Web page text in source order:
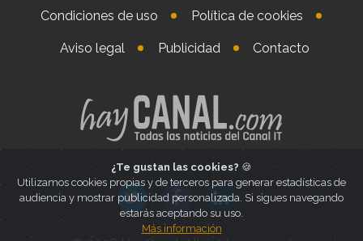
Condiciones de uso Política de cookies
Aviso legal Publicidad Contacto
¿Te gustan las cookies? 🍪
Utilizamos cookies propias y de terceros para generar estadísticas de
audiencia y mostrar publicidad personalizada. Si sigues navegando
estarás aceptando su uso.
Más información